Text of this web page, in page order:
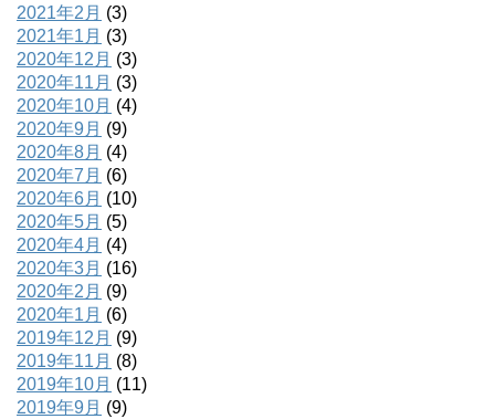
2021年2月 (3)
2021年1月 (3)
2020年12月 (3)
2020年11月 (3)
2020年10月 (4)
2020年9月 (9)
2020年8月 (4)
2020年7月 (6)
2020年6月 (10)
2020年5月 (5)
2020年4月 (4)
2020年3月 (16)
2020年2月 (9)
2020年1月 (6)
2019年12月 (9)
2019年11月 (8)
2019年10月 (11)
2019年9月 (9)